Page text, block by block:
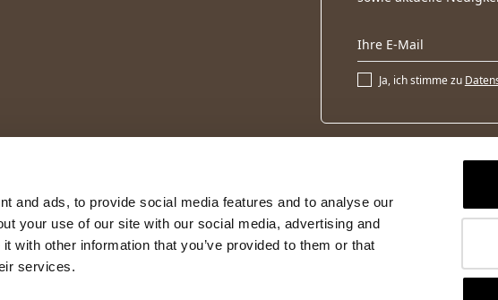
and ads, to provide social media features and to analyse our
your use of our site with our social media, advertising and
with other information that you’ve provided to them or that
services.
Ja, ich stimme zu